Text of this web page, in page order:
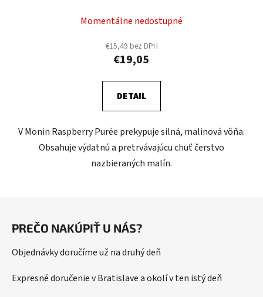
Momentálne nedostupné
€15,49 bez DPH
€19,05
DETAIL
V Monin Raspberry Purée prekypuje silná, malinová vôňa.
Obsahuje výdatnú a pretrvávajúcu chuť čerstvo
nazbieraných malín.
PREČO NAKÚPIŤ U NÁS?
Objednávky doručíme už na druhý deň
Expresné doručenie v Bratislave a okolí v ten istý deň